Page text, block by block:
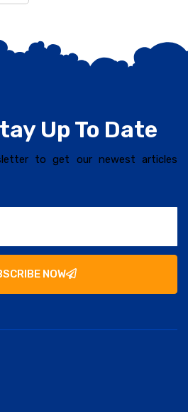
Up To Date
to get our newest articles
NOW